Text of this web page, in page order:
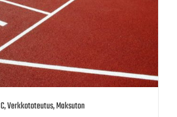
Verkkototeutus, Maksuton